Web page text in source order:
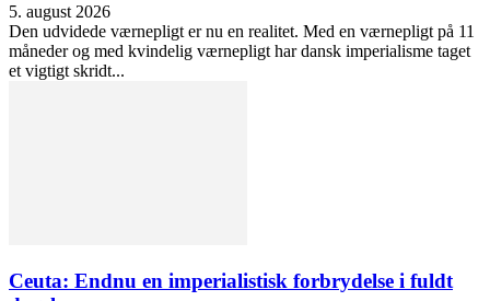
5. august 2026
Den udvidede værnepligt er nu en realitet. Med en værnepligt på 11
måneder og med kvindelig værnepligt har dansk imperialisme taget
et vigtigt skridt...
Ceuta: Endnu en imperialistisk forbrydelse i fuldt